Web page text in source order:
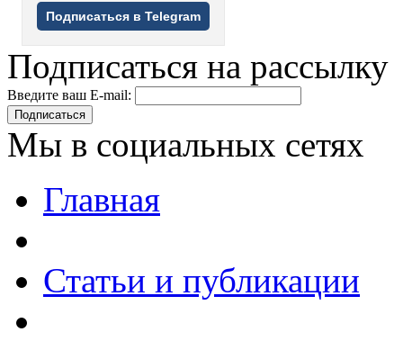
Подписаться в Telegram
Подписаться на рассылку
Введите ваш E-mail:
Подписаться
Мы в социальных сетях
Главная
Статьи и публикации